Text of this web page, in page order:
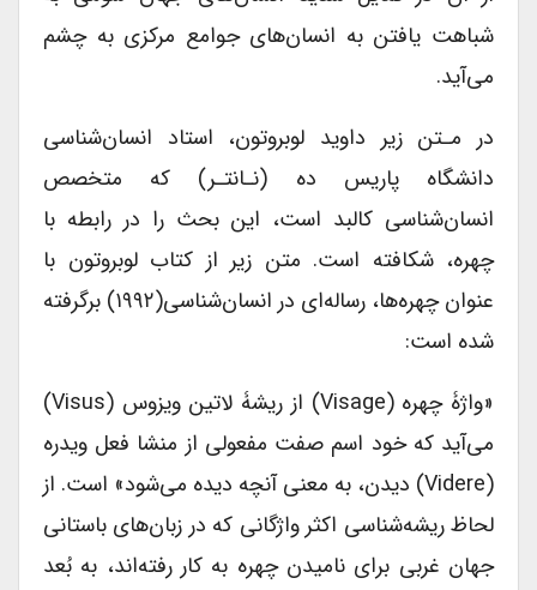
شباهت یافتن به انسان‌های جوامع مرکزی به چشم
می‌آید.
در مـتن زیر داوید لوبروتون، استاد انسان‌شناسی
دانشگاه پاریس ده (نـانتـر) که متخصص
انسان‌شناسی کالبد است، این بحث را در رابطه با
چهره، شکافته است. متن زیر از کتاب لوبروتون با
عنوان ‌چهره‌ها، رساله‌ای در انسان‌شناسی(۱۹۹۲) برگرفته
شده است:
«واژۀ چهره (visage) از ریشۀ لاتین ویزوس (visus)
می‌آید که خود اسم صفت مفعولی از منشا فعل ویدره
(videre) دیدن، به معنی ‌آنچه دیده می‌شود»‌ است. از
لحاظ ریشه‌شناسی اکثر واژگانی که در زبان‌های باستانی
جهان غربی برای نامیدن چهره به کار رفته‌اند، به بُعد